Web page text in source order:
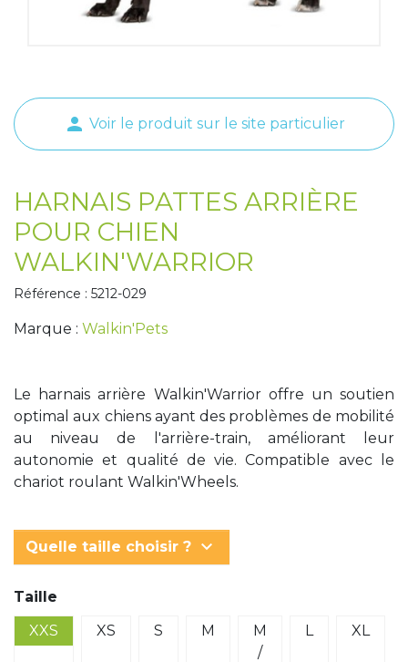
person Voir le produit sur le site particulier
HARNAIS PATTES ARRIÈRE
POUR CHIEN
WALKIN'WARRIOR
Référence : 5212-029
Marque : Walkin'Pets
Le harnais arrière Walkin'Warrior offre un soutien
optimal aux chiens ayant des problèmes de mobilité
au niveau de l'arrière-train, améliorant leur
autonomie et qualité de vie. Compatible avec le
chariot roulant Walkin'Wheels.
Quelle taille choisir ? keyboard_arrow_down
Taille
XXS
XS S M
M
/
L XL